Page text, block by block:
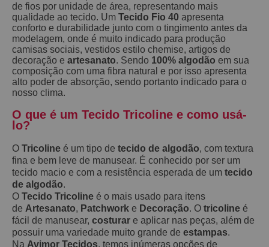
de fios por unidade de área, representando mais
qualidade ao tecido. Um Tecido Fio 40 apresenta
conforto e durabilidade junto com o tingimento antes da
modelagem, onde é muito indicado para produção
camisas sociais, vestidos estilo chemise, artigos de
decoração e artesanato. Sendo 100% algodão em sua
composição com uma fibra natural e por isso apresenta
alto poder de absorção, sendo portanto indicado para o
nosso clima.
O que é um Tecido Tricoline e como usá-
lo?
O Tricoline é um tipo de tecido de algodão, com textura
fina e bem leve de manusear. É conhecido por ser um
tecido macio e com a resistência esperada de um tecido
de algodão.
O Tecido Tricoline é o mais usado para itens
de Artesanato, Patchwork e Decoração. O tricoline é
fácil de manusear, costurar e aplicar nas peças, além de
possuir uma variedade muito grande de estampas.
Na Avimor Tecidos, temos inúmeras opções de